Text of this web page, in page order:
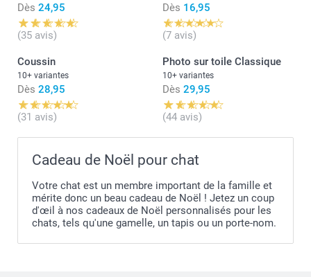
Dès 24,95
(35 avis)
Dès 16,95
(7 avis)
Coussin
10+ variantes
Dès 28,95
(31 avis)
Photo sur toile Classique
10+ variantes
Dès 29,95
(44 avis)
Cadeau de Noël pour chat
Votre chat est un membre important de la famille et
mérite donc un beau cadeau de Noël ! Jetez un coup
d'œil à nos cadeaux de Noël personnalisés pour les
chats, tels qu'une gamelle, un tapis ou un porte-nom.